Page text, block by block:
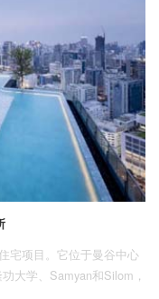
宅项目。它位于曼谷中心
大学、Samyan和Silom，